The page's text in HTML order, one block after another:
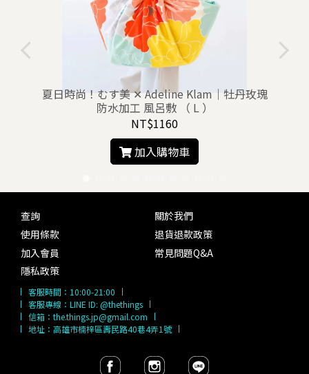
夏日時尚！むす美 ✕ Adeline Klam｜牡丹玫瑰
防水加工 風呂敷 （ L ）
NT$1160
加入購物車
查詢
關於我們
使用條款
退貨退款政策
加入會員
常見問題Q&A
隱私政策
客服時間： 10:00-21:00
客服專線： LINE ID: @thethings
信箱： the.things.jp@gmail.com
地址：高雄市楠梓區壽民路40巷4弄1號